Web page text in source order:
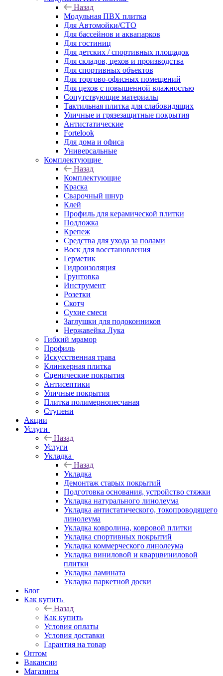
Назад
Модульная ПВХ плитка
Для Автомойки/СТО
Для бассейнов и аквапарков
Для гостиниц
Для детских / спортивных площадок
Для складов, цехов и производства
Для спортивных объектов
Для торгово-офисных помещений
Для цехов с повышенной влажностью
Сопутствующие материалы
Тактильная плитка для слабовидящих
Уличные и грязезащитные покрытия
Антистатические
Fortelook
Для дома и офиса
Универсальные
Комплектующие
Назад
Комплектующие
Краска
Сварочный шнур
Клей
Профиль для керамической плитки
Подложка
Крепеж
Средства для ухода за полами
Воск для восстановления
Герметик
Гидроизоляция
Грунтовка
Инструмент
Розетки
Скотч
Сухие смеси
Заглушки для подоконников
Нержавейка Лука
Гибкий мрамор
Профиль
Искусственная трава
Клинкерная плитка
Сценические покрытия
Антисептики
Уличные покрытия
Плитка полимернопесчаная
Ступени
Акции
Услуги
Назад
Услуги
Укладка
Назад
Укладка
Демонтаж старых покрытий
Подготовка основания, устройство стяжки
Укладка натурального линолеума
Укладка антистатического, токопроводящего
линолеума
Укладка ковролина, ковровой плитки
Укладка спортивных покрытий
Укладка коммерческого линолеума
Укладка виниловой и кварцвиниловой
плитки
Укладка ламината
Укладка паркетной доски
Блог
Как купить
Назад
Как купить
Условия оплаты
Условия доставки
Гарантия на товар
Оптом
Вакансии
Магазины